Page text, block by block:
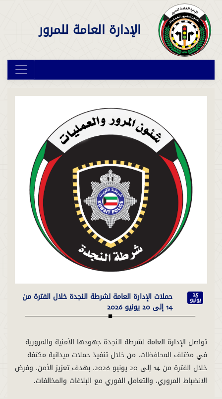
الإدارة العامة للمرور
25
يونيو حملات الإدارة العامة لشرطة النجدة خلال الفترة من
14 إلى 20 يونيو 2026
تواصل الإدارة العامة لشرطة النجدة جهودها الأمنية والمرورية
في مختلف المحافظات، من خلال تنفيذ حملات ميدانية مكثفة
خلال الفترة من 14 إلى 20 يونيو 2026، بهدف تعزيز الأمن، وفرض